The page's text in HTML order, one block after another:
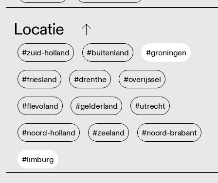
Locatie
#zuid-holland #buitenland #groningen
#friesland #drenthe #overijssel
#flevoland #gelderland #utrecht
#noord-holland #zeeland #noord-brabant
#limburg